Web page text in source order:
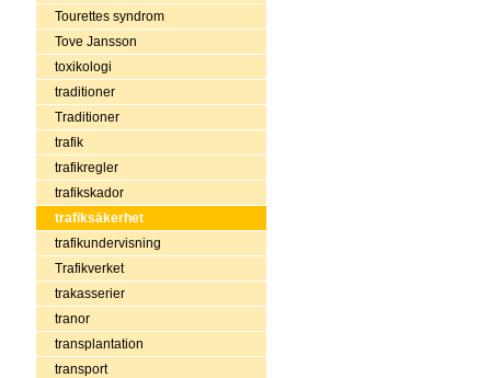
Tourettes syndrom
Tove Jansson
toxikologi
traditioner
Traditioner
trafik
trafikregler
trafikskador
trafiksäkerhet
trafikundervisning
Trafikverket
trakasserier
tranor
transplantation
transport